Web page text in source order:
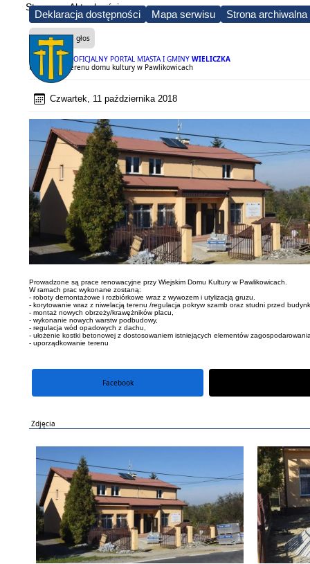
Deklaracja dostępności Mapa serwisu Strona archiwalna
OFICJALNY PORTAL MIASTA I GMINY WIELICZKA
Strona Aktualności
Czytaj na głos
Renowacja terenu domu kultury w Pawlikowicach
Czwartek, 11 października 2018
Prowadzone są prace renowacyjne przy Wiejskim Domu Kultury w Pawlikowicach.
W ramach prac wykonane zostaną:
- roboty demontażowe i rozbiórkowe wraz z wywozem i utylizacją gruzu.
- korytowanie wraz z niwelacją terenu /regulacja pokryw szamb oraz studni przed
- montaż nowych obrzeży/krawężników placu,
- wykonanie nowych warstw podbudowy,
- regulacja wód opadowych z dachu,
- ułożenie kostki betonowej z dostosowaniem istniejących elementów
- uporządkowanie terenu
Facebook
Zdjęcia